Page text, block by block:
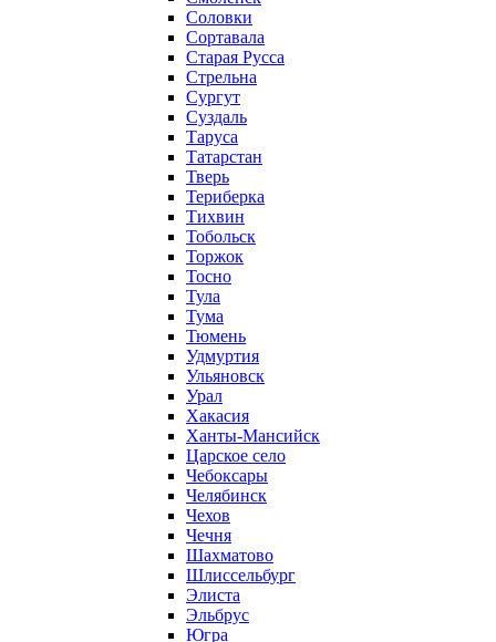
Соловки
Сортавала
Старая Русса
Стрельна
Сургут
Суздаль
Таруса
Татарстан
Тверь
Териберка
Тихвин
Тобольск
Торжок
Тосно
Тула
Тума
Тюмень
Удмуртия
Ульяновск
Урал
Хакасия
Ханты-Мансийск
Царское село
Чебоксары
Челябинск
Чехов
Чечня
Шахматово
Шлиссельбург
Элиста
Эльбрус
Югра